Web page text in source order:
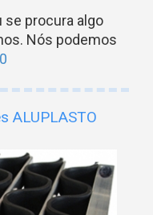
se procura algo
Nós podemos
ALUPLASTO